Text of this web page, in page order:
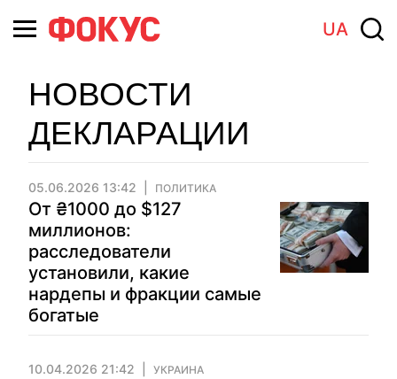
UA
НОВОСТИ
ДЕКЛАРАЦИИ
05.06.2026 13:42 ПОЛИТИКА
От ₴1000 до $127
миллионов:
расследователи
установили, какие
нардепы и фракции самые
богатые
10.04.2026 21:42 УКРАИНА